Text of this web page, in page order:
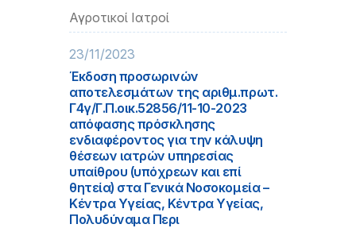
Αγροτικοί Ιατροί
23/11/2023
Έκδοση προσωρινών
αποτελεσμάτων της αριθμ.πρωτ.
Γ4γ/Γ.Π.οικ.52856/11-10-2023
απόφασης πρόσκλησης
ενδιαφέροντος για την κάλυψη
θέσεων ιατρών υπηρεσίας
υπαίθρου (υπόχρεων και επί
θητεία) στα Γενικά Νοσοκομεία –
Κέντρα Υγείας, Κέντρα Υγείας,
Πολυδύναμα Περι